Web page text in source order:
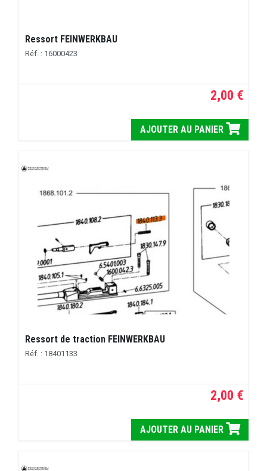
Ressort FEINWERKBAU
Réf. : 16000423
2,00 €
AJOUTER AU PANIER
Ressort de traction FEINWERKBAU
Réf. : 18401133
2,00 €
AJOUTER AU PANIER